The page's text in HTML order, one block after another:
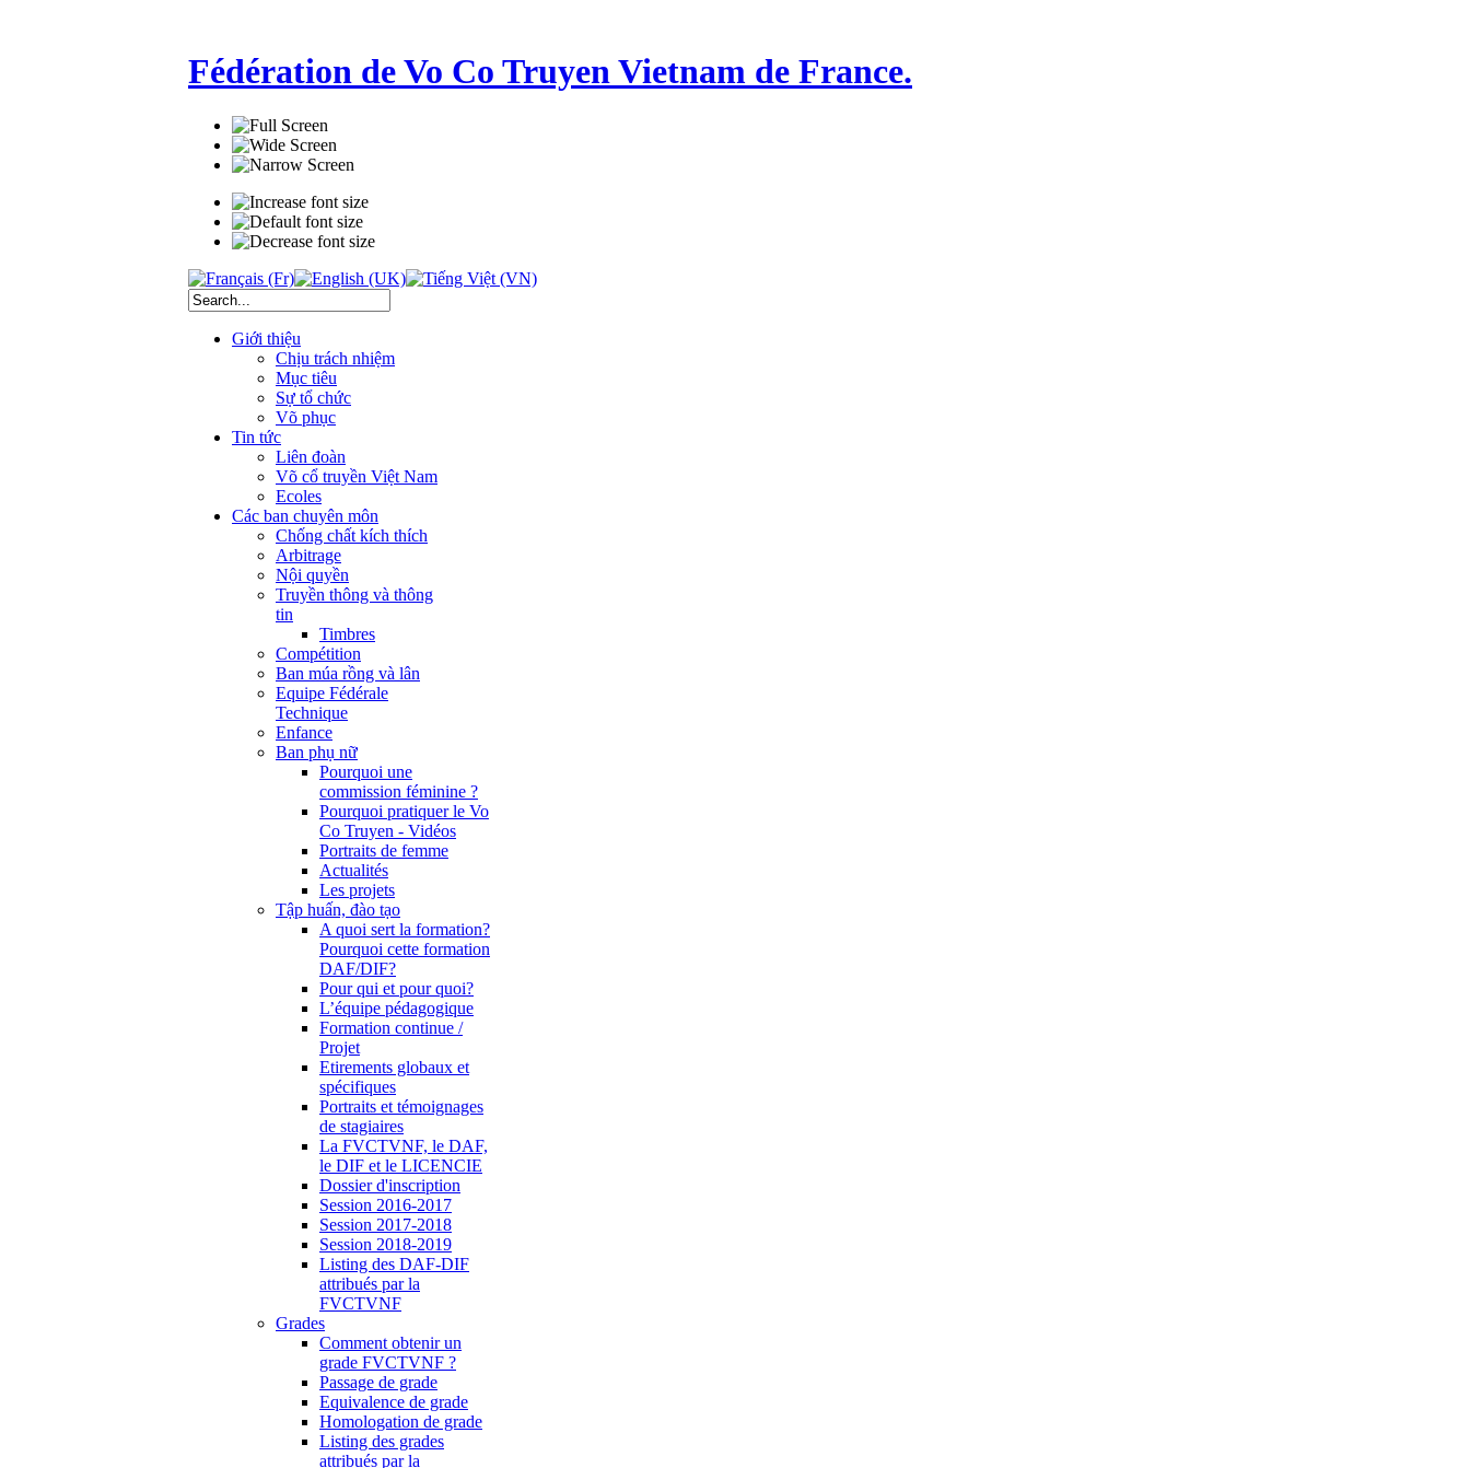
Fédération de Vo Co Truyen Vietnam de France.
Giới thiệu
Chịu trách nhiệm
Mục tiêu
Sự tổ chức
Võ phục
Tin tức
Liên đoàn
Võ cổ truyền Việt Nam
Ecoles
Các ban chuyên môn
Chống chất kích thích
Arbitrage
Nội quyền
Truyền thông và thông
tin
Timbres
Compétition
Ban múa rồng và lân
Equipe Fédérale
Technique
Enfance
Ban phụ nữ
Pourquoi une
commission féminine ?
Pourquoi pratiquer le Vo
Co Truyen - Vidéos
Portraits de femme
Actualités
Les projets
Tập huấn, đào tạo
A quoi sert la formation?
Pourquoi cette formation
DAF/DIF?
Pour qui et pour quoi?
L’équipe pédagogique
Formation continue /
Projet
Etirements globaux et
spécifiques
Portraits et témoignages
de stagiaires
La FVCTVNF, le DAF,
le DIF et le LICENCIE
Dossier d'inscription
Session 2016-2017
Session 2017-2018
Session 2018-2019
Listing des DAF-DIF
attribués par la
FVCTVNF
Grades
Comment obtenir un
grade FVCTVNF ?
Passage de grade
Equivalence de grade
Homologation de grade
Listing des grades
attribués par la